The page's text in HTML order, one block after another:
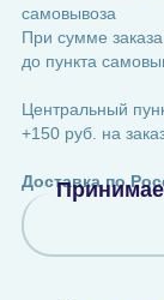
самовывоза
При сумме
до пункта
Центральный
+150 руб. на
Доставка по